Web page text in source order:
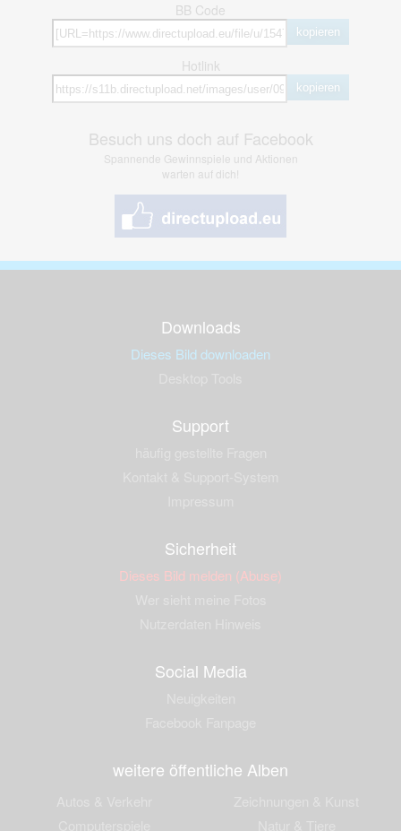
BB Code
kopieren
Hotlink
kopieren
Besuch uns doch auf Facebook
Spannende Gewinnspiele und Aktionen
warten auf dich!
Downloads
Dieses Bild downloaden
Support
Sicherheit
Dieses Bild melden (Abuse)
Social Media
weitere öffentliche Alben